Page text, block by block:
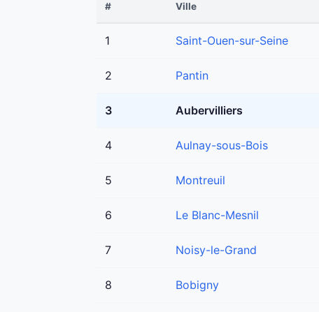
# Ville
1 Saint-Ouen-sur-Seine
2 Pantin
3 Aubervilliers
4 Aulnay-sous-Bois
5 Montreuil
6 Le Blanc-Mesnil
7 Noisy-le-Grand
8 Bobigny